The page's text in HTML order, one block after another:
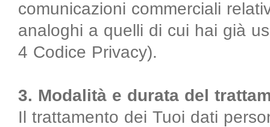
comunicazioni commerciali
analoghi a quelli di cui hai già
4 Codice Privacy).
3. Modalità e durata del
Il trattamento dei Tuoi dati